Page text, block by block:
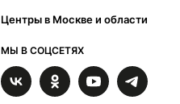
Центры в Москве и области
МЫ В СОЦСЕТЯХ